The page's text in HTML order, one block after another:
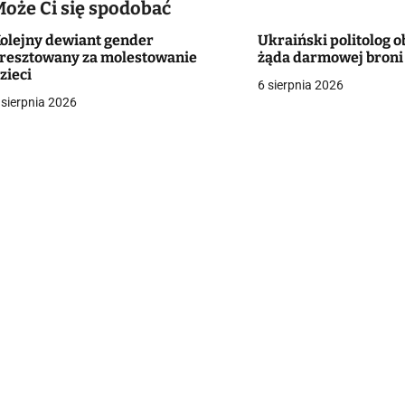
Ci się spodobać
dewiant gender
za molestowanie
2026
Ukraiński politolog
żąda darmowej broni
6 sierpnia 2026